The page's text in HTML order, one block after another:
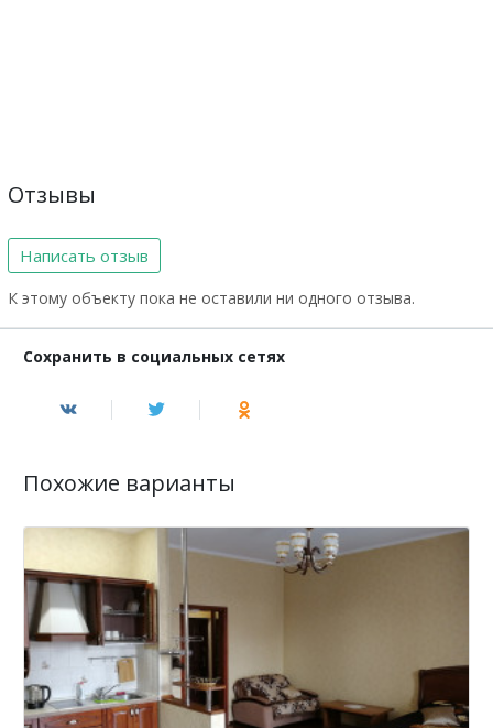
Отзывы
Написать отзыв
К этому объекту пока не оставили ни одного отзыва.
Сохранить в социальных сетях
Похожие варианты